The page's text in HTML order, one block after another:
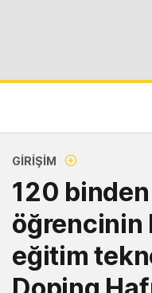
GIRIŞIM
120
öğrencinin
eğitim